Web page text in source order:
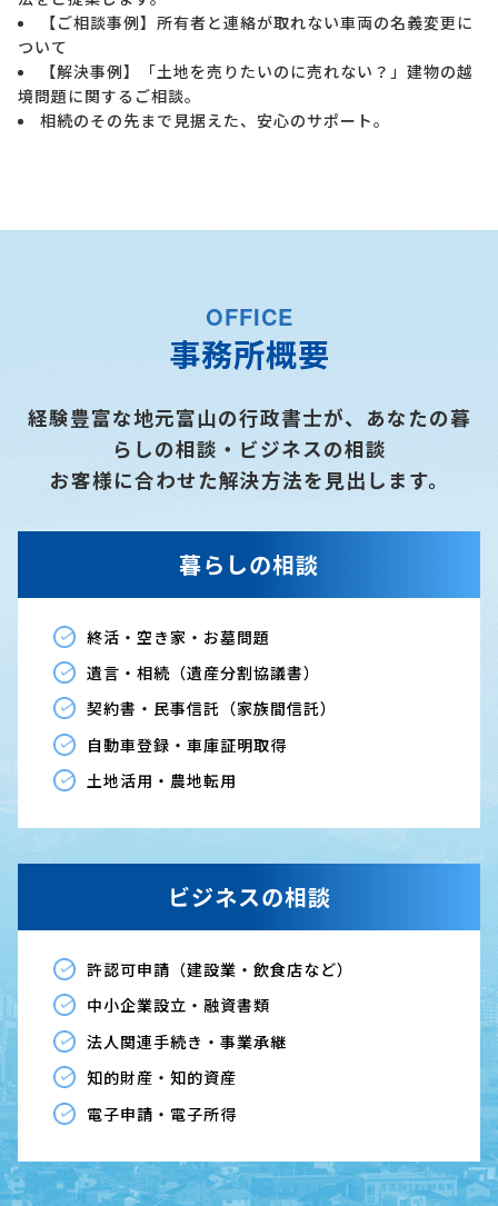
【ご相談事例】所有者と連絡が取れない車両の名義変更に
ついて
【解決事例】「土地を売りたいのに売れない？」建物の越
境問題に関するご相談。
相続のその先まで見据えた、安心のサポート。
OFFICE
事務所概要
経験豊富な地元富山の行政書士が、あなたの暮
らしの相談・ビジネスの相談
お客様に合わせた解決方法を見出します。
暮らしの相談
終活・空き家・お墓問題
遺言・相続（遺産分割協議書）
契約書・民事信託（家族間信託）
自動車登録・車庫証明取得
土地活用・農地転用
ビジネスの相談
許認可申請（建設業・飲食店など）
中小企業設立・融資書類
法人関連手続き・事業承継
知的財産・知的資産
電子申請・電子所得